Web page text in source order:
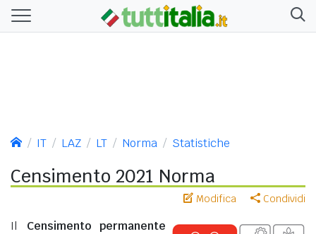
IT LAZ LT Norma Statistiche
Censimento 2021 Norma
Modifica Condividi
Il Censimento permanente